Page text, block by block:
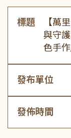
標題
【萬
與守
色手作
發布單位
發佈時間